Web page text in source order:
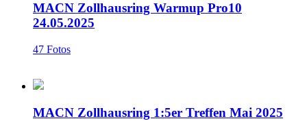
MACN Zollhausring Warmup Pro10
24.05.2025
47 Fotos
MACN Zollhausring 1:5er Treffen Mai 2025